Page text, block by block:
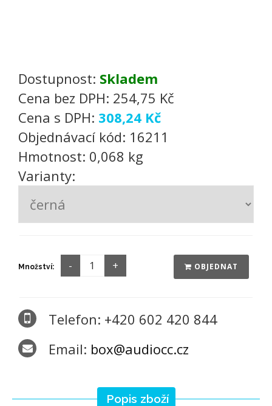
Dostupnost: Skladem
Cena bez DPH: 254,75 Kč
Cena s DPH: 308,24 Kč
Objednávací kód: 16211
Hmotnost: 0,068 kg
Varianty:
Množství: OBJEDNAT
Telefon: +420 602 420 844
Email: box@audiocc.cz
Popis zboží